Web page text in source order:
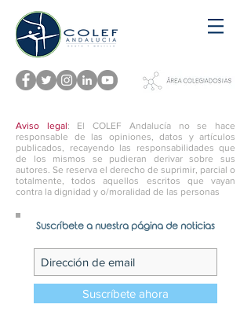
Aviso legal: El COLEF Andalucía no se hace
responsable de las opiniones, datos y artículos
publicados, recayendo las responsabilidades que
de los mismos se pudieran derivar sobre sus
autores. Se reserva el derecho de suprimir, parcial o
totalmente, todos aquellos escritos que vayan
contra la dignidad y o/moralidad de las personas
Suscríbete a nuestra página de noticias
Suscríbete ahora